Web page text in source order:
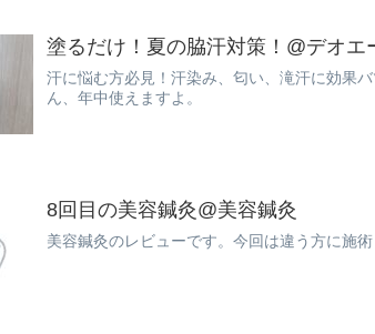
塗るだけ！夏の脇汗対策！@デオエ
汗に悩む方必見！汗染み、匂い、滝汗に効果
ん、年中使えますよ。
8回目の美容鍼灸@美容鍼灸
美容鍼灸のレビューです。今回は違う方に施